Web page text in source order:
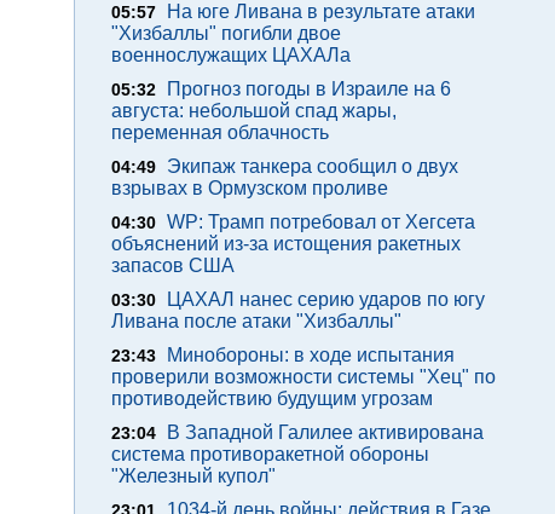
05:57
На юге Ливана в результате атаки
"Хизбаллы" погибли двое
военнослужащих ЦАХАЛа
05:32
Прогноз погоды в Израиле на 6
августа: небольшой спад жары,
переменная облачность
04:49
Экипаж танкера сообщил о двух
взрывах в Ормузском проливе
04:30 WP: Трамп потребовал от Хегсета
объяснений из-за истощения ракетных
запасов США
03:30
ЦАХАЛ нанес серию ударов по югу
Ливана после атаки "Хизбаллы"
23:43
Минобороны: в ходе испытания
проверили возможности системы "Хец" по
противодействию будущим угрозам
23:04
В Западной Галилее активирована
система противоракетной обороны
"Железный купол"
1034-й день войны: действия в Газе